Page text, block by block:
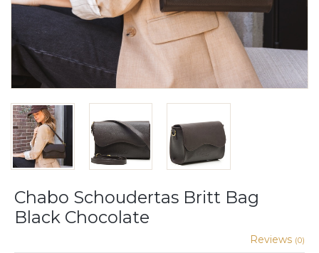
Chabo Schoudertas Britt Bag
Black Chocolate
Reviews (0)